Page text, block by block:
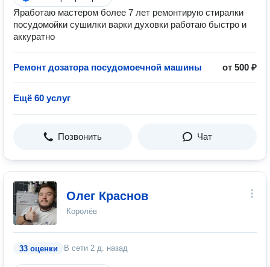
Яработаю мастером более 7 лет ремонтирую стиралки
посудомойки сушилки варки духовки работаю быстро и
аккуратно
Ремонт дозатора посудомоечной машины от 500 ₽
Ещё 60 услуг
Позвонить Чат
Олег Краснов
Королёв
33 оценки В сети 2 д. назад